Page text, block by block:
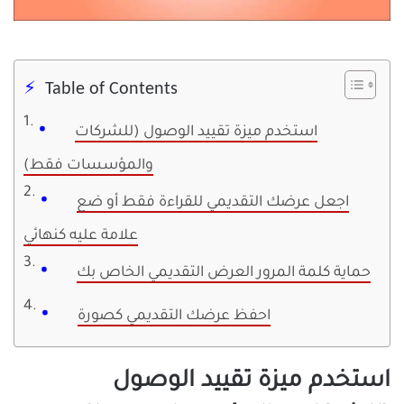
Table of Contents
استخدم ميزة تقييد الوصول (للشركات
والمؤسسات فقط)
اجعل عرضك التقديمي للقراءة فقط أو ضع
علامة عليه كنهائي
حماية كلمة المرور العرض التقديمي الخاص بك
احفظ عرضك التقديمي كصورة
استخدم ميزة تقييد الوصول